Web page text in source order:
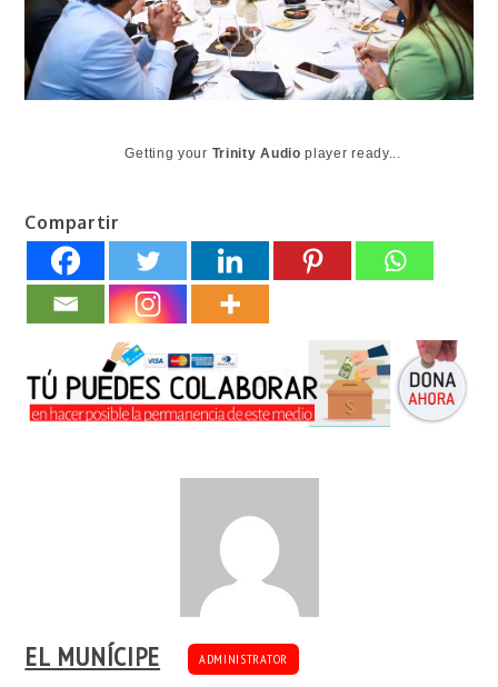
Getting your Trinity Audio player ready...
Compartir
EL MUNÍCIPE ADMINISTRATOR